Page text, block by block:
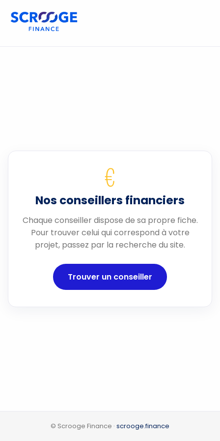
€
Nos conseillers financiers
Chaque conseiller dispose de sa propre fiche.
Pour trouver celui qui correspond à votre
projet, passez par la recherche du site.
Trouver un conseiller
© Scrooge Finance · scrooge.finance